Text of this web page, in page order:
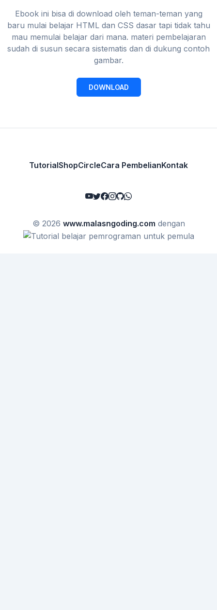
Ebook ini bisa di download oleh teman-teman yang
baru mulai belajar HTML dan CSS dasar tapi tidak tahu
mau memulai belajar dari mana. materi pembelajaran
sudah di susun secara sistematis dan di dukung contoh
gambar.
DOWNLOAD
TutorialShopCircleCara PembelianKontak
© 2026 www.malasngoding.com dengan